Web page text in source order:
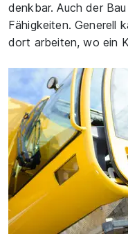
denkbar. Auch der
Fähigkeiten. Generell
dort arbeiten, wo ein